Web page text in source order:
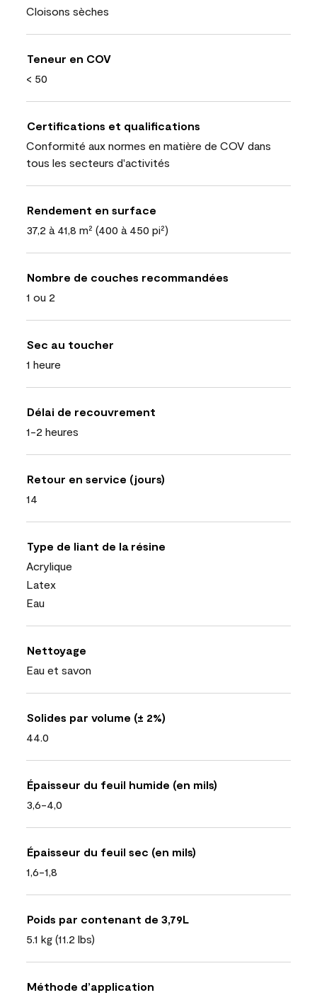
Cloisons sèches
Teneur en COV
< 50
Certifications et qualifications
Conformité aux normes en matière de COV dans
tous les secteurs d'activités
Rendement en surface
37,2 à 41,8 m² (400 à 450 pi²)
Nombre de couches recommandées
1 ou 2
Sec au toucher
1 heure
Délai de recouvrement
1-2 heures
Retour en service (jours)
14
Type de liant de la résine
Acrylique
Latex
Eau
Nettoyage
Eau et savon
Solides par volume (± 2%)
44.0
Épaisseur du feuil humide (en mils)
3,6-4,0
Épaisseur du feuil sec (en mils)
1,6-1,8
Poids par contenant de 3,79L
5.1 kg (11.2 lbs)
Méthode d’application